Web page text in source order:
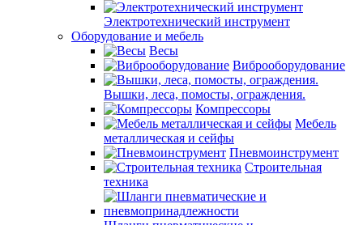
Электротехнический инструмент
Оборудование и мебель
Весы
Виброоборудование
Вышки, леса, помосты, ограждения.
Компрессоры
Мебель
металлическая и сейфы
Пневмоинструмент
Строительная
техника